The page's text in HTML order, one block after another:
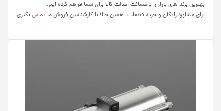
بهترین برند های بازار را با ضمانت اصالت کالا برای شما فراهم کرده ایم.
برای مشاوره رایگان و خرید قطعات، همین حالا با کارشناسان فروش ما تماس بگیری